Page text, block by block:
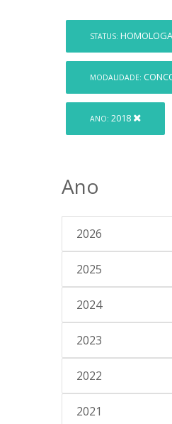
STATUS:
MODALIDADE:
ANO: 2018
Ano
2026
2025
2024
2023
2022
2021